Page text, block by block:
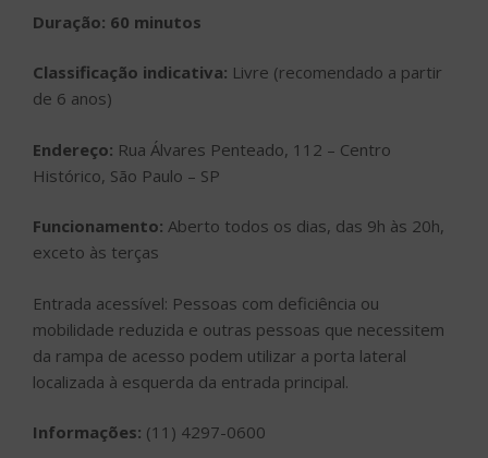
Duração: 60 minutos
Classificação indicativa: Livre (recomendado a partir
de 6 anos)
Endereço: Rua Álvares Penteado, 112 – Centro
Histórico, São Paulo – SP
Funcionamento: Aberto todos os dias, das 9h às 20h,
exceto às terças
Entrada acessível: Pessoas com deficiência ou
mobilidade reduzida e outras pessoas que necessitem
da rampa de acesso podem utilizar a porta lateral
localizada à esquerda da entrada principal.
Informações: (11) 4297-0600